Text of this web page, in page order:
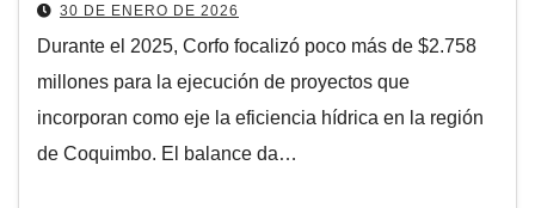
30 DE ENERO DE 2026
Durante el 2025, Corfo focalizó poco más de $2.758
millones para la ejecución de proyectos que
incorporan como eje la eficiencia hídrica en la región
de Coquimbo. El balance da…